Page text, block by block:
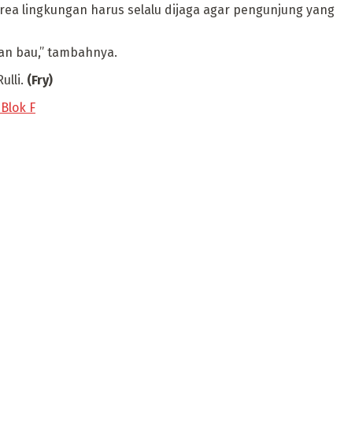
lingkungan harus selalu dijaga agar pengunjung yang
bau,” tambahnya.
(Fry)
F